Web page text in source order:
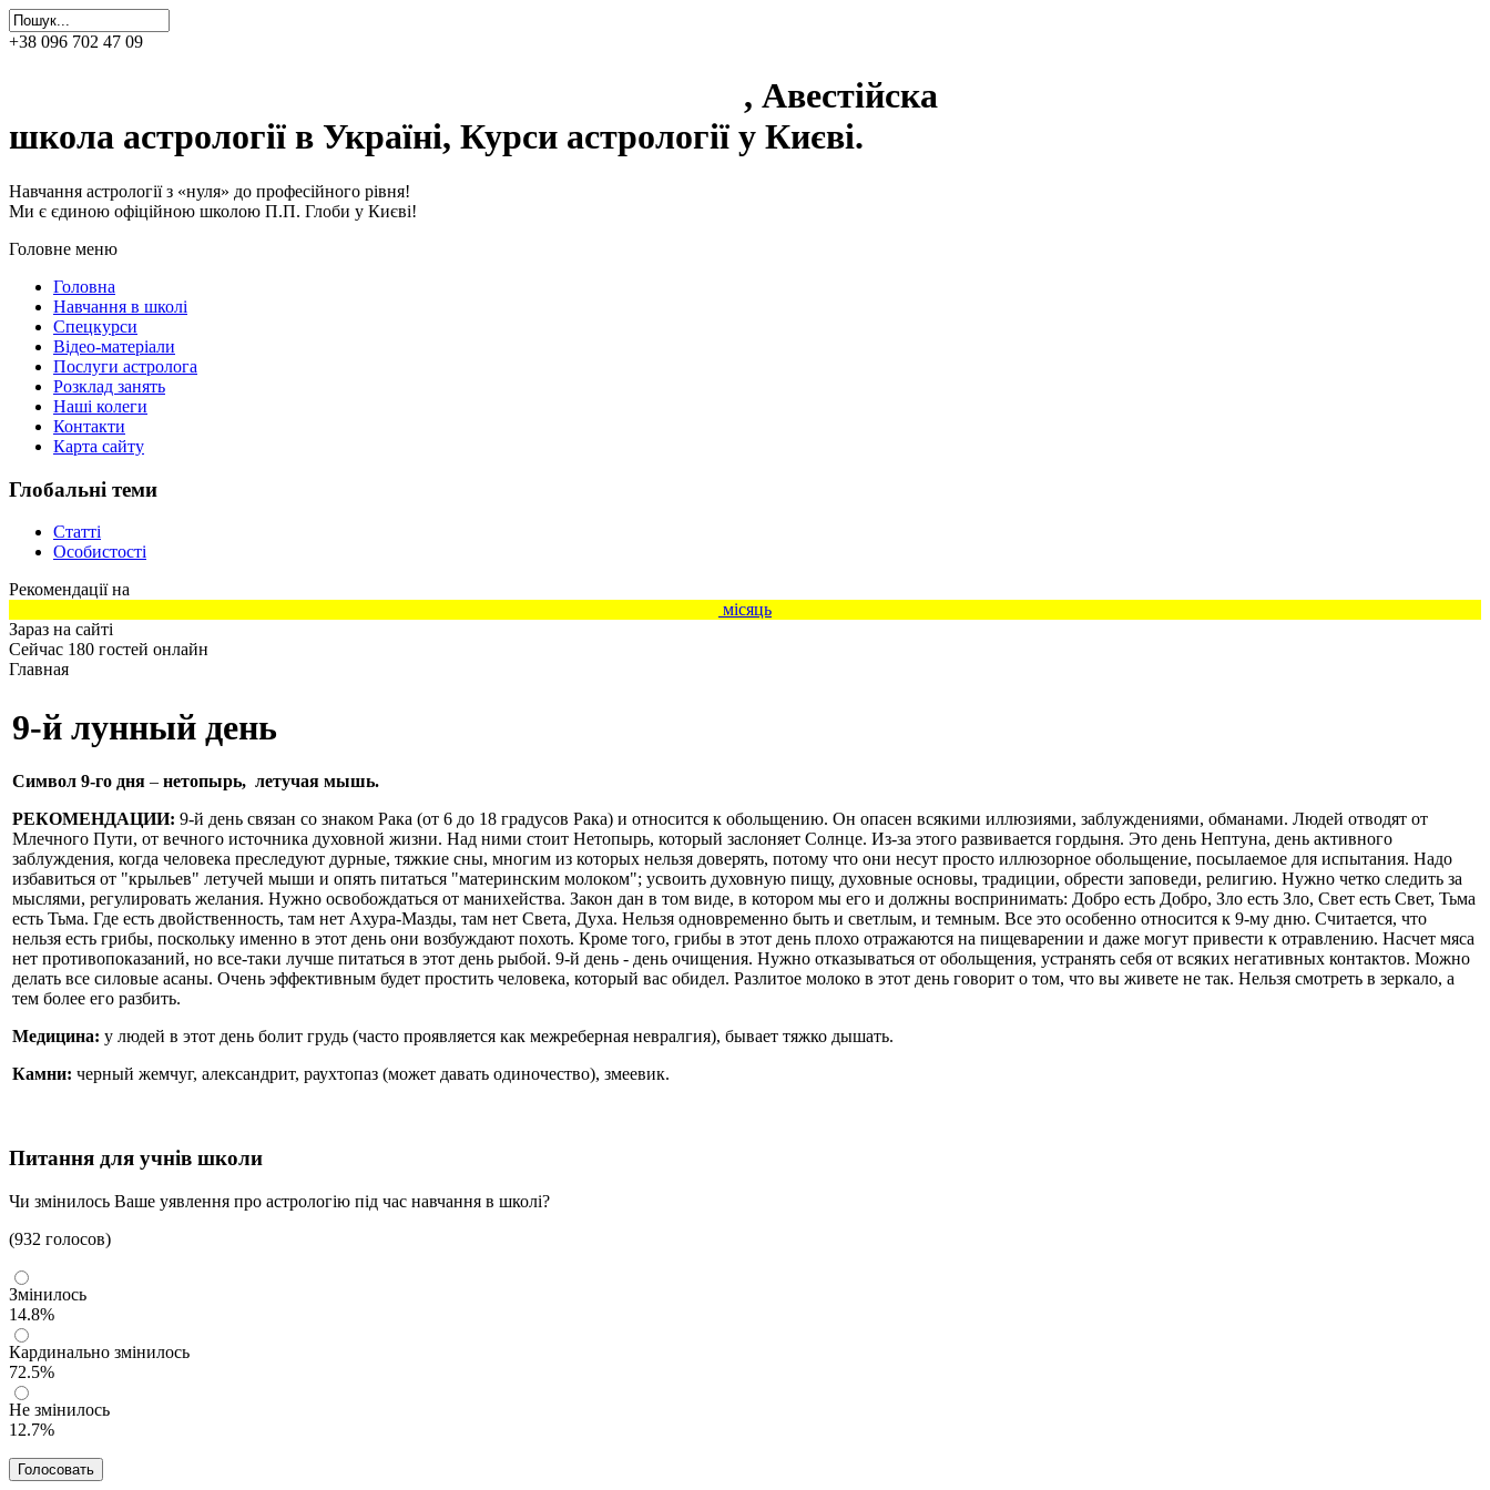
+38 096 702 47 09
, Авестійска
школа астрології в Україні, Курси астрології у Києві.
Навчання астрології з «нуля» до професійного рівня!
Ми є єдиною офіційною школою П.П. Глоби у Києві!
Головне меню
Головна
Навчання в школі
Спецкурси
Відео-матеріали
Послуги астролога
Розклад занять
Наші колеги
Контакти
Карта сайту
Глобальні теми
Статті
Особистості
Рекомендації на
місяць
Зараз на сайті
Сейчас 180 гостей онлайн
Главная
9-й лунный день
Символ 9-го дня – нетопырь, летучая мышь.
РЕКОМЕНДАЦИИ: 9-й день связан со знаком Рака (от 6 до 18 градусов Рака) и относится к обольщению. Он опасен всякими иллюзиями, заблуждениями, обманами. Людей отводят от
Млечного Пути, от вечного источника духовной жизни. Над ними стоит Нетопырь, который заслоняет Солнце. Из-за этого развивается гордыня. Это день Нептуна, день активного
заблуждения, когда человека преследуют дурные, тяжкие сны, многим из которых нельзя доверять, потому что они несут просто иллюзорное обольщение, посылаемое для испытания. Надо
избавиться от "крыльев" летучей мыши и опять питаться "материнским молоком"; усвоить духовную пищу, духовные основы, традиции, обрести заповеди, религию. Нужно четко следить за
мыслями, регулировать желания. Нужно освобождаться от манихейства. Закон дан в том виде, в котором мы его и должны воспринимать: Добро есть Добро, Зло есть Зло, Свет есть Свет, Тьма
есть Тьма. Где есть двойственность, там нет Ахура-Мазды, там нет Света, Духа. Нельзя одновременно быть и светлым, и темным. Все это особенно относится к 9-му дню. Считается, что
нельзя есть грибы, поскольку именно в этот день они возбуждают похоть. Кроме того, грибы в этот день плохо отражаются на пищеварении и даже могут привести к отравлению. Насчет мяса
нет противопоказаний, но все-таки лучше питаться в этот день рыбой. 9-й день - день очищения. Нужно отказываться от обольщения, устранять себя от всяких негативных контактов. Можно
делать все силовые асаны. Очень эффективным будет простить человека, который вас обидел. Разлитое молоко в этот день говорит о том, что вы живете не так. Нельзя смотреть в зеркало, а
тем более его разбить.
Медицина: у людей в этот день болит грудь (часто проявляется как межреберная невралгия), бывает тяжко дышать.
Камни: черный жемчуг, александрит, раухтопаз (может давать одиночество), змеевик.
Питання для учнів школи
Чи змінилось Ваше уявлення про астрологію під час навчання в школі?
(932 голосов)
Змінилось
14.8%
Кардинально змінилось
72.5%
Не змінилось
12.7%